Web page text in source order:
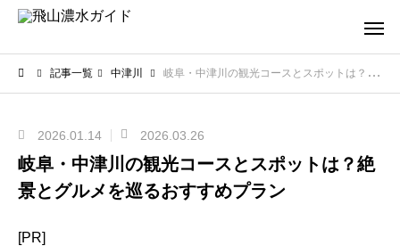
記事一覧 中津川 岐阜・中津川の観光コースとスポットは？絶景とグルメを巡るおすすめプラン
2026.01.14 2026.03.26
岐阜・中津川の観光コースとスポットは？絶
景とグルメを巡るおすすめプラン
[PR]